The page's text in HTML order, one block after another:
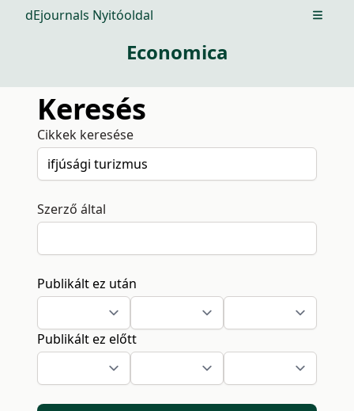
dEjournals Nyitóoldal Open
Economica
Keresés
Cikkek keresése
Szerző által
Publikált ez után
Publikált ez előtt